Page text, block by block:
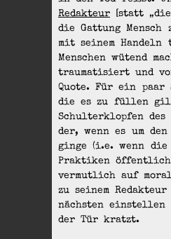
Redakteur [statt „die
die Gattung Mensch
mit seinem Handeln
Menschen wütend
traumatisiert und
Quote. Für ein paar
die es zu füllen
Schulterklopfen des
der, wenn es um
ginge (i.e. wenn die
Praktiken öffentlich
vermutlich auf
zu seinem
nächsten einstellen
der Tür kratzt.